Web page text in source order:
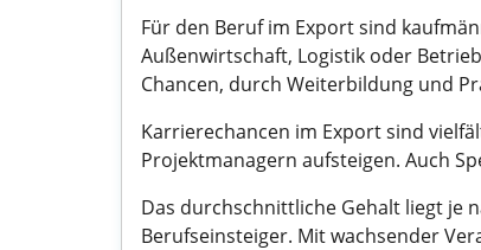
Für den Beruf im Export sind
Außenwirtschaft, Logistik oder
Chancen, durch Weiterbildung und
Karrierechancen im Export sind
Projektmanagern aufsteigen. Auch
Das durchschnittliche Gehalt liegt je
Berufseinsteiger. Mit wachsender